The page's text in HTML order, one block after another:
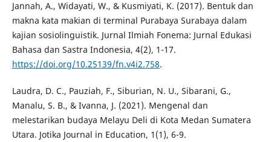
Jannah, A., Widayati, W., & Kusmiyati, K. (2017). Bentuk dan
makna kata makian di terminal Purabaya Surabaya dalam
kajian sosiolinguistik. Jurnal Ilmiah Fonema: Jurnal Edukasi
Bahasa dan Sastra Indonesia, 4(2), 1-17.
https://doi.org/10.25139/fn.v4i2.758.
Laudra, D. C., Pauziah, F., Siburian, N. U., Sibarani, G.,
Manalu, S. B., & Ivanna, J. (2021). Mengenal dan
melestarikan budaya Melayu Deli di Kota Medan Sumatera
Utara. Jotika Journal in Education, 1(1), 6-9.